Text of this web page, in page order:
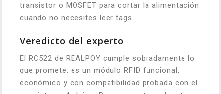
transistor o MOSFET para cortar la alimentación
cuando no necesites leer tags.
Veredicto del experto
El RC522 de REALPOY cumple sobradamente lo
que promete: es un módulo RFID funcional,
económico y con compatibilidad probada con el